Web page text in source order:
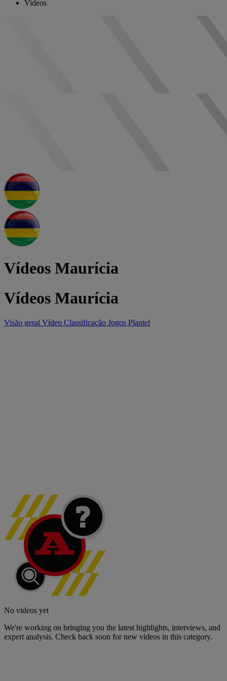
Videos
Vídeos Maurícia
Vídeos Maurícia
Visão geral Vídeo Classificação Jogos Plantel
No videos yet
We're working on bringing you the latest highlights, interviews, and
expert analysis. Check back soon for new videos in this category.